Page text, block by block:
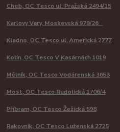
Cheb, OC Tesco ul. Pražská 2494/15
Karlovy Vary, Moskevská 979/26
Kladno, OC Tesco ul. Americká 2777
Kolín, OC Tesco V Kasárnách 1019
Mělník, OC Tesco Vodárenská 3653
Most, OC Tesco Rudolická 1706/4
Příbram, OC Tesco Žežická 598
Rakovník, OC Tesco Luženská 2725